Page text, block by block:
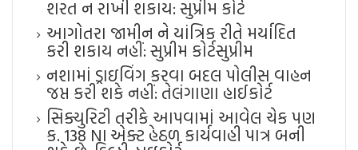
શરત ન રાખી શકાય: સુપ્રીમ કોર્ટ
આગોતરા જામીન ને યાંત્રિક રીતે મર્યાદિત
કરી શકાય નહીં: સુપ્રીમ કોર્ટ​સુપ્રીમ
નશામાં ડ્રાઇવિંગ કરવા બદલ પોલીસ વાહન
જપ્ત કરી શકે નહીં: તેલંગાણા હાઈકોર્ટ
સિક્યુરિટી તરીકે આપવામાં આવેલ ચેક પણ
ક. 138 NI એક્ટ હેઠળ કાર્યવાહી પાત્ર બની